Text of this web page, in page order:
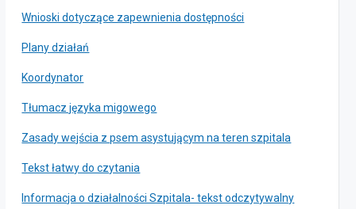
Wnioski dotyczące zapewnienia dostępności
Plany działań
Koordynator
Tłumacz języka migowego
Zasady wejścia z psem asystującym na teren szpitala
Tekst łatwy do czytania
Informacja o działalności Szpitala- tekst odczytywalny